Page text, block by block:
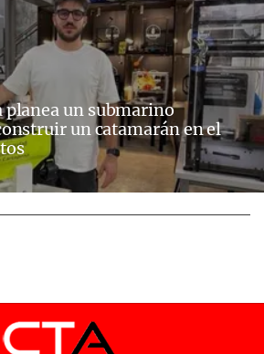
planea un submarino
un catamarán en el